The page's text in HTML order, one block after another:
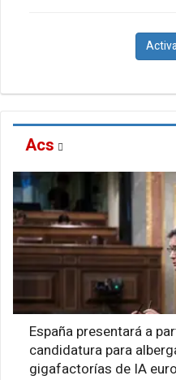
Acs
España presentará a
candidatura para
gigafactorías de IA